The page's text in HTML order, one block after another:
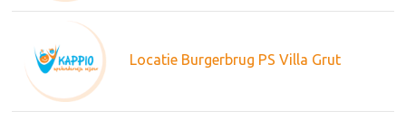
Locatie Burgerbrug PS Villa Grut